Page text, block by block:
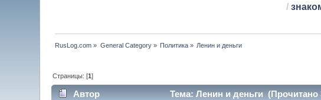
/
RusLog.com » General Category» Политика » Ленин и деньги
Страницы: [1]
Автор Тема: Ленин и деньги (Прочитано